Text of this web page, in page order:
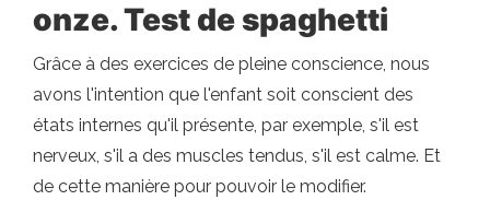
onze. Test de spaghetti
Grâce à des exercices de pleine conscience, nous
avons l'intention que l'enfant soit conscient des
états internes qu'il présente, par exemple, s'il est
nerveux, s'il a des muscles tendus, s'il est calme. Et
de cette manière pour pouvoir le modifier.